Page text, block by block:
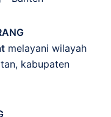
melayani wilayah
kabupaten